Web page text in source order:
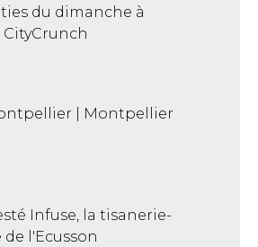
du dimanche à
| Montpellier
Infuse, la tisanerie-
l'Ecusson